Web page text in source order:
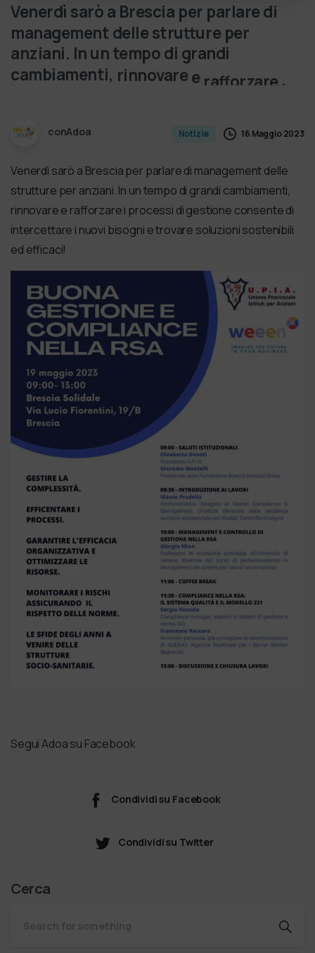
Venerdì saròa Brescia per parlaredi
managementdellestrutture per
anziani. Inuntempodi grandi
cambiamenti, rinnovaree rafforzare
conAdoa Notizie 16 Maggio 2023
Venerdì sarò a Brescia per parlare di management delle
strutture per anziani. In un tempo di grandi cambiamenti,
rinnovare e rafforzare i processi di gestione consente di
intercettare i nuovi bisogni e trovare soluzioni sostenibili
ed efficaci!
Segui Adoa su Facebook
Condividi su Facebook
Condividi su Twitter
Cerca